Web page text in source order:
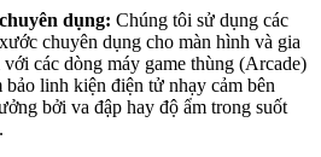
dụng: Chúng tôi sử dụng các
chuyên dụng cho màn hình và gia
các dòng máy game thùng (Arcade)
linh kiện điện tử nhạy cảm bên
bởi va đập hay độ ẩm trong suốt